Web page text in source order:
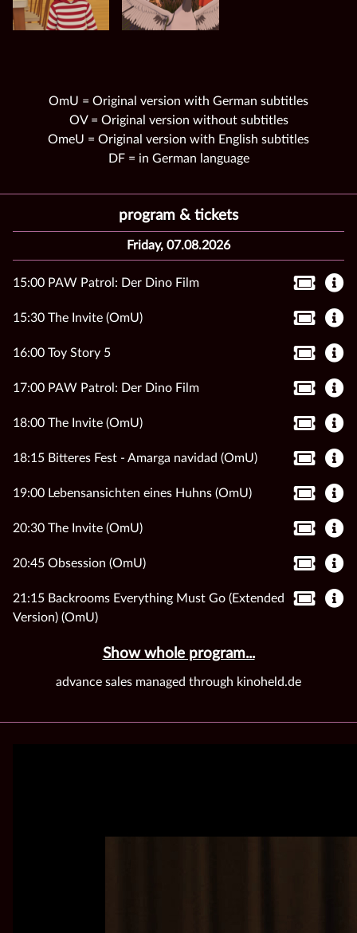
OmU = Original version with German subtitles
OV = Original version without subtitles
OmeU = Original version with English subtitles
DF = in German language
program & tickets
Friday, 07.08.2026
15:00 PAW Patrol: Der Dino Film
15:30 The Invite (OmU)
16:00 Toy Story 5
17:00 PAW Patrol: Der Dino Film
18:00 The Invite (OmU)
18:15 Bitteres Fest - Amarga navidad (OmU)
19:00 Lebensansichten eines Huhns (OmU)
20:30 The Invite (OmU)
20:45 Obsession (OmU)
21:15 Backrooms Everything Must Go (Extended
Version) (OmU)
Show whole program...
advance sales managed through kinoheld.de